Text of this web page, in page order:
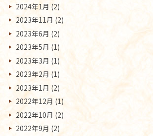
2024年1月 (2)
2023年11月 (2)
2023年6月 (2)
2023年5月 (1)
2023年3月 (1)
2023年2月 (1)
2023年1月 (2)
2022年12月 (1)
2022年10月 (2)
2022年9月 (2)